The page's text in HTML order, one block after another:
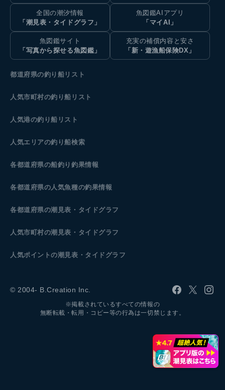
全国の潮汐情報
「潮見表・タイドグラフ」
魚図鑑AIアプリ
「マイAI」
魚図鑑サイト
「写真から探せる魚図鑑」
充実の補償内容と安さ
「新・遊漁船保険DX」
都道府県の釣り船リスト
人気市町村の釣り船リスト
人気港の釣り船リスト
人気エリアの釣り船検索
各都道府県の船釣り釣果情報
各都道府県の人気魚種の釣果情報
各都道府県の潮見表 ・タイドグラフ
人気市町村の潮見表・タイドグラフ
人気ポイントの潮見表・タイドグラフ
© 2004- B.Creation Inc.
※掲載されているすべての情報の
無断転載・転用・コピー等の行為は一切禁じます。